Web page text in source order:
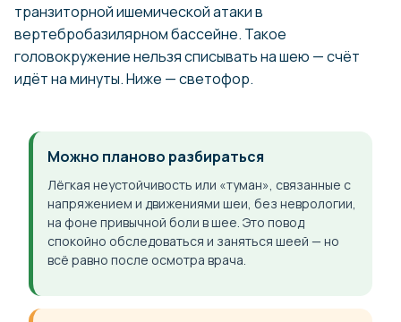
транзиторной ишемической атаки в
вертебробазилярном бассейне. Такое
головокружение нельзя списывать на шею — счёт
идёт на минуты. Ниже — светофор.
Можно планово разбираться
Лёгкая неустойчивость или «туман», связанные с
напряжением и движениями шеи, без неврологии,
на фоне привычной боли в шее. Это повод
спокойно обследоваться и заняться шеей — но
всё равно после осмотра врача.